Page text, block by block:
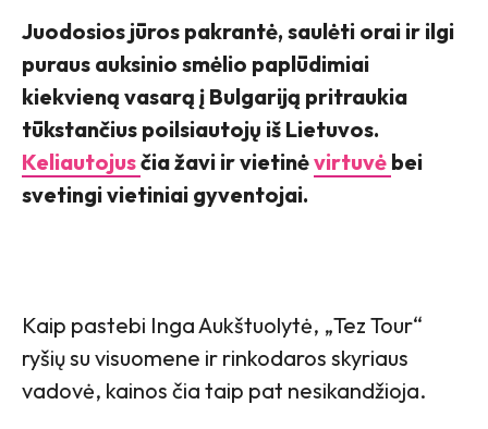
Juodosios jūros pakrantė, saulėti orai ir ilgi
puraus auksinio smėlio paplūdimiai
kiekvieną vasarą į Bulgariją pritraukia
tūkstančius poilsiautojų iš Lietuvos.
Keliautojusčia žavi ir vietinėvirtuvė bei
svetingi vietiniai gyventojai.
Kaip pastebi Inga Aukštuolytė, „Tez Tour“
ryšių su visuomene ir rinkodaros skyriaus
vadovė, kainos čia taip pat nesikandžioja.